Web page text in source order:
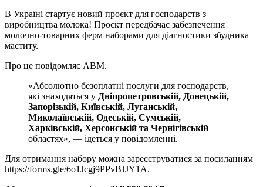
В Україні стартує новий проєкт для господарств з
виробництва молока! Проєкт передбачає забезпечення
молочно-товарних ферм наборами для діагностики збудника
маститу.
Про це повідомляє АВМ.
«Абсолютно безоплатні послуги для господарств,
які знаходяться у Дніпропетровській, Донецькій,
Запорізькій, Київській, Луганській,
Миколаївській, Одеській, Сумській,
Харківській, Херсонській та Чернігівській
областях», — ідеться у повідомленні.
Для отримання набору можна зареєструватися за посиланням
https://forms.gle/6o1Jcgj9PPvBJJY1A.